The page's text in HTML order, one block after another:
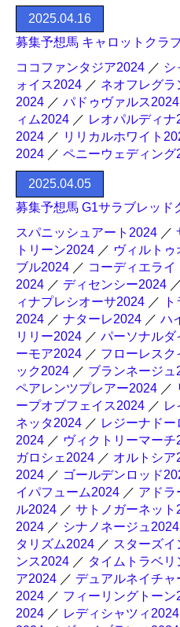
2025.04.16
募集予想馬 キャロットクラ
ココファンタジア2024 ／ シ
ォイス2024 ／ ネオフレグラ
2024 ／ パドゥヴァルス2024
ィム2024 ／ レオパルディナ
2024 ／ リリカルホワイト
2024 ／ ペニーウェディング
2025.04.05
募集予想馬 G1サラブレッド
スパニッシュアート2024 ／
トリーン2024 ／ ヴィルト
ブル2024 ／ コーディエライ
2024 ／ ディセンシー2024 ／
ィナプレシオーサ2024 ／
2024 ／ ナターレ2024 ／ ハ
リリー2024 ／ パーソナル
ーモア2024 ／ フローレス
ック2024 ／ ブランネージュ
ペアレンツプレアー2024 ／
ープオブフェイス2024 ／ レ
ネッタ2024 ／ レジーナドー
2024 ／ ヴィクトリーマーチ
ガロシェ2024 ／ オルトシア
2024 ／ ゴールデンロッド
イパフューム2024 ／ アドラ
ル2024 ／ サトノガーネット
2024 ／ シナノネージュ2024
タリズム2024 ／ スターズ
ンス2024 ／ タイムトラベ
ア2024 ／ デュアルネイチャ
2024 ／ フィーリングトーン
2024 ／ レディシャツィ2024